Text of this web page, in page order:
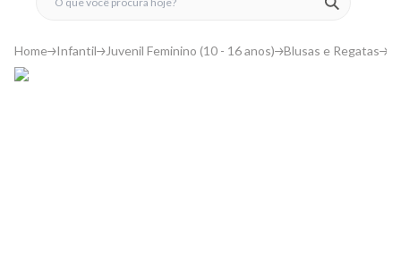
Home Infantil Juvenil Feminino (10 - 16 anos) Blusas e Regatas